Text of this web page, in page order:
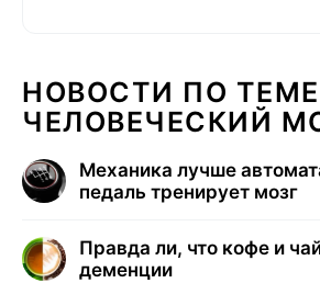
НОВОСТИ ПО
ЧЕЛОВЕЧЕСКИЙ
Механика лучше
педаль тренирует мозг
Правда ли, что кофе и
деменции